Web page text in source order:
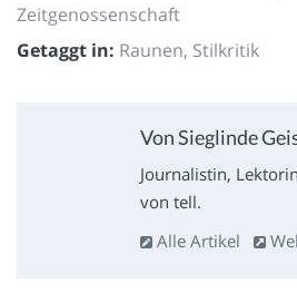
Zeitgenossenschaft
Getaggt in: Raunen, Stilkritik
Von Sieglinde
Journalistin,
von tell.
Alle Artikel